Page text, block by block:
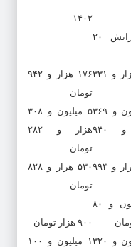
(با افزایش ۲۰
۱۴۰۲
۲۱۲ هزار و ۳۳۱
۱۷۶ هزار و ۹۴۲
تومان
۶ میلیون و ۳۶۹
هزار و ۹۴۰
۵ میلیون و ۳۰۸
هزار و ۲۸۲
تومان
۶۳۶ هزار و ۹۹۴
۵۳۰ هزار و ۸۲۸
تومان
۱ میلیون و ۸۰
۹۰۰ هزار تومان
۱ میلیون و ۳۲۰
۱ میلیون و ۱۰۰